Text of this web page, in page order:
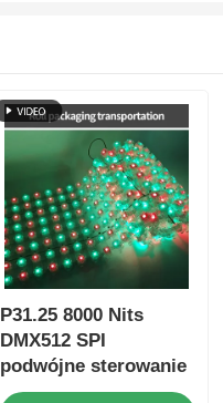
P31.25 8000 Nits
DMX512 SPI
podwójne sterowanie
energooszczędny